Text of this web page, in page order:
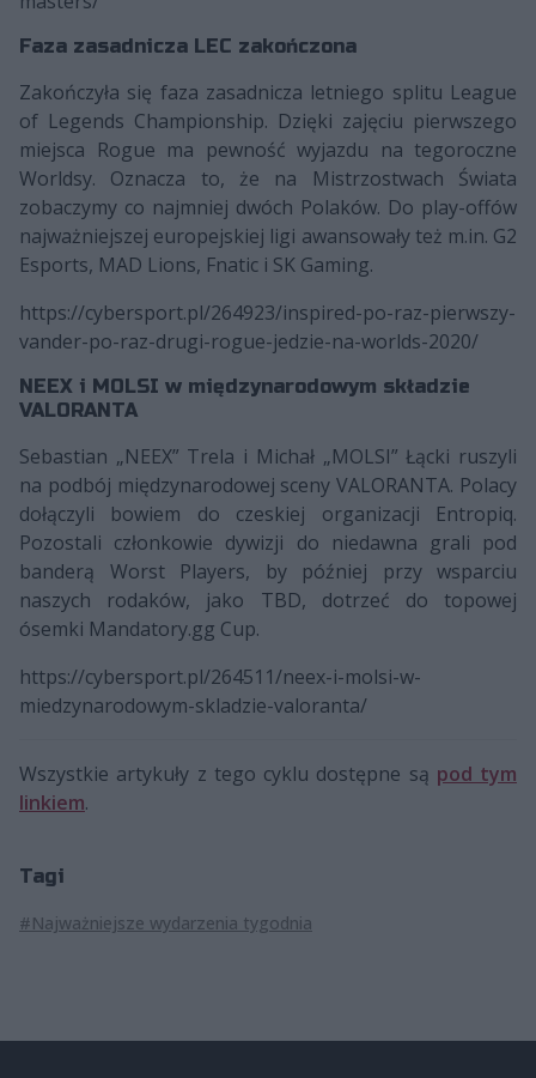
Faza zasadnicza LEC zakończona
Zakończyła się faza zasadnicza letniego splitu League
of Legends Championship. Dzięki zajęciu pierwszego
miejsca Rogue ma pewność wyjazdu na tegoroczne
Worldsy. Oznacza to, że na Mistrzostwach Świata
zobaczymy co najmniej dwóch Polaków. Do play-offów
najważniejszej europejskiej ligi awansowały też m.in. G2
Esports, MAD Lions, Fnatic i SK Gaming.
https://cybersport.pl/264923/inspired-po-raz-pierwszy-
vander-po-raz-drugi-rogue-jedzie-na-worlds-2020/
NEEX i MOLSI w międzynarodowym składzie
VALORANTA
Sebastian „NEEX” Trela i Michał „MOLSI” Łącki ruszyli
na podbój międzynarodowej sceny VALORANTA. Polacy
dołączyli bowiem do czeskiej organizacji Entropiq.
Pozostali członkowie dywizji do niedawna grali pod
banderą Worst Players, by później przy wsparciu
naszych rodaków, jako TBD, dotrzeć do topowej
ósemki Mandatory.gg Cup.
https://cybersport.pl/264511/neex-i-molsi-w-
miedzynarodowym-skladzie-valoranta/
Wszystkie artykuły z tego cyklu dostępne są pod tym
linkiem.
Tagi
#Najważniejsze wydarzenia tygodnia